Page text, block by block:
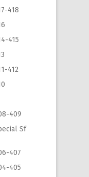
418
415
412
409
Sf
407
405